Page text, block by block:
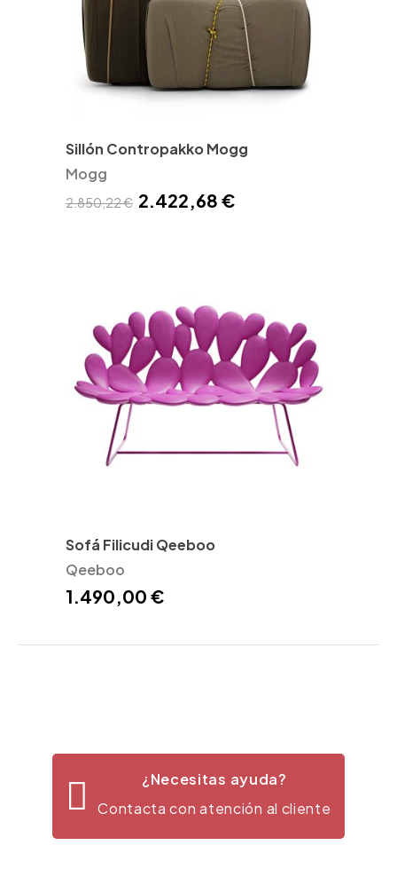
Sillón Contropakko Mogg
Mogg
2.850,22 € 2.422,68 €
Sofá Filicudi Qeeboo
Qeeboo
1.490,00 €
¿Necesitas ayuda?
Contacta con atención al cliente